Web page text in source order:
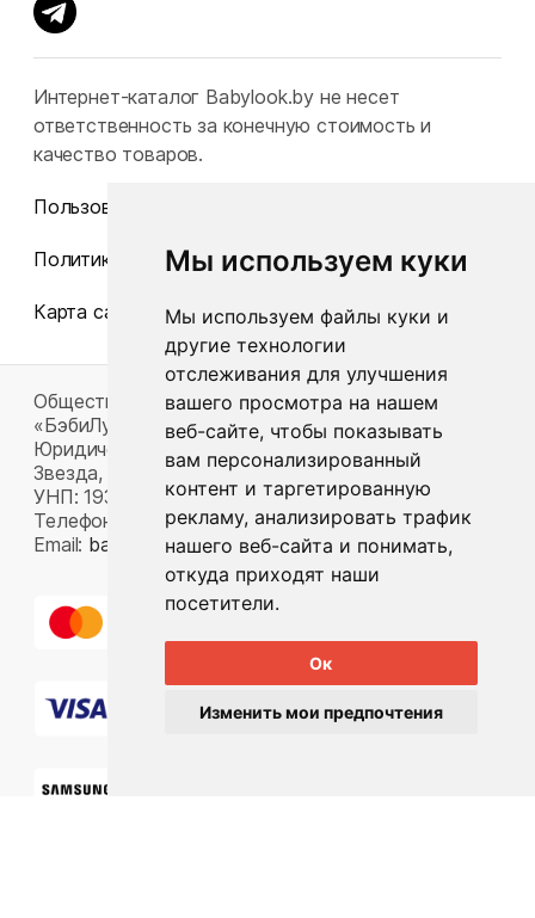
Мы используем куки
Мы используем файлы куки и
другие технологии
отслеживания для улучшения
вашего просмотра на нашем
веб-сайте, чтобы показывать
вам персонализированный
контент и таргетированную
рекламу, анализировать трафик
нашего веб-сайта и понимать,
откуда приходят наши
посетители.
Ок
Изменить мои предпочтения
Интернет-каталог Babylook.by не несет
ответственность за конечную стоимость и
качество товаров.
Пользовательское соглашение
Политика конфиденциальности
Карта сайта
Общество с ограниченной ответственностью
«БэбиЛук»
Юридический адрес: 220117, г. Минск, пр-т Газеты
Звезда, д. 16, пом. 52
УНП: 193815124
Телефон:
+375 33 392 66 63
Email: babylook.gm@gmail.com.